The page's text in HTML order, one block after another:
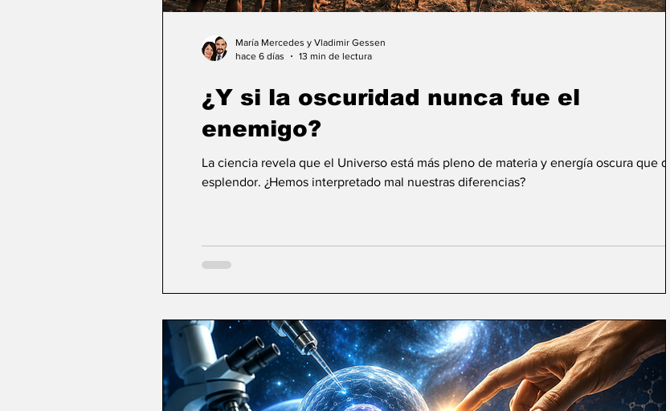
¿Y si la oscuridad nunca fue el
enemigo?
La ciencia revela que el Universo está más pleno de materia y energía oscura que de
esplendor. ¿Hemos interpretado mal nuestras diferencias?
María Mercedes y Vladimir Gessen
hace 6 días
13 min de lectura